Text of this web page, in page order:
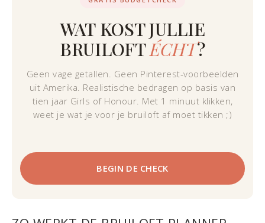
WAT KOST JULLIE
BRUILOFTÉCHT?
Geen vage getallen. Geen Pinterest-voorbeelden
uit Amerika. Realistische bedragen op basis van
tien jaar Girls of Honour. Met 1 minuut klikken,
weet je wat je voor je bruiloft af moet tikken ;)
BEGIN DE CHECK